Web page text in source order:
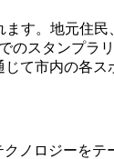
ます。地元住
のスタンプラ
じて市内の各
ノロジーをテ